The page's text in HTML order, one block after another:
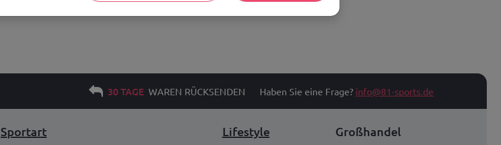
30 TAGE WAREN RÜCKSENDEN Haben Sie eine Frage? info@81-sports.de
Sportart Lifestyle Großhandel